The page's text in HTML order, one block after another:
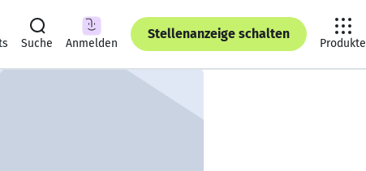
Suche Anmelden
Stellenanzeige schalten
Produkte